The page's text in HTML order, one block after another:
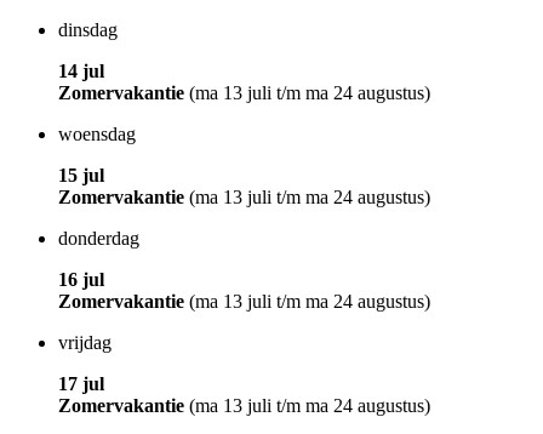
dinsdag
14 jul
Zomervakantie (ma 13 juli t/m ma 24 augustus)
woensdag
15 jul
Zomervakantie (ma 13 juli t/m ma 24 augustus)
donderdag
16 jul
Zomervakantie (ma 13 juli t/m ma 24 augustus)
vrijdag
17 jul
Zomervakantie (ma 13 juli t/m ma 24 augustus)